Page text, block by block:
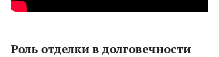
Роль отделки в долговечности